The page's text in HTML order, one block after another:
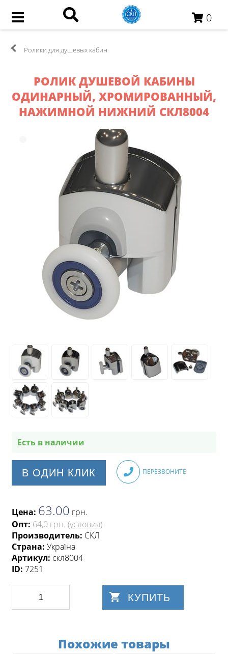
0
Ролики для душевых кабин
РОЛИК ДУШЕВОЙ КАБИНЫ
ОДИНАРНЫЙ, ХРОМИРОВАННЫЙ,
НАЖИМНОЙ НИЖНИЙ СКЛ8004
Есть в наличии
В ОДИН КЛИК ПЕРЕЗВОНИТЕ
Цена: 63.00 грн.
Опт: 64,0 грн. (условия)
Производитель: СКЛ
Страна: Україна
Артикул: скл8004
ID: 7251
КУПИТЬ
Похожие товары